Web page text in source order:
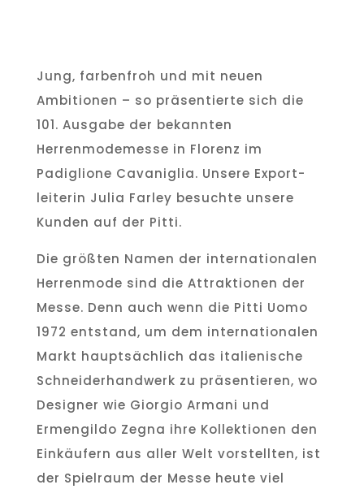
Jung, farbenfroh und mit neuen
Ambitionen – so präsentierte sich die
101. Ausgabe der bekannten
Herrenmodemesse in Florenz im
Padiglione Cavaniglia. Unsere Export-
leiterin Julia Farley besuchte unsere
Kunden auf der Pitti.
Die größten Namen der internationalen
Herrenmode sind die Attraktionen der
Messe. Denn auch wenn die Pitti Uomo
1972 entstand, um dem internationalen
Markt hauptsächlich das italienische
Schneiderhandwerk zu präsentieren, wo
Designer wie Giorgio Armani und
Ermengildo Zegna ihre Kollektionen den
Einkäufern aus aller Welt vorstellten, ist
der Spielraum der Messe heute viel